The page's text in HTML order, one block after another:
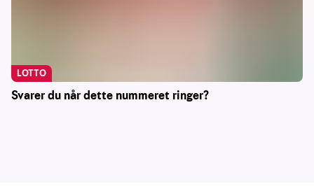
Svarer du når dette nummeret ringer?
LOTTO